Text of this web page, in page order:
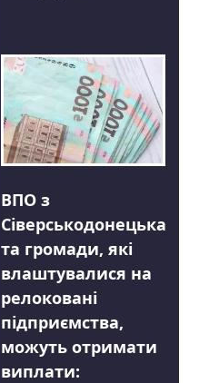
ВПО з
Сіверськодонецька
та громади, які
влаштувалися на
релоковані
підприємства,
можуть отримати
виплати: